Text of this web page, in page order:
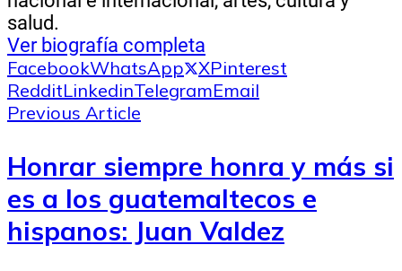
salud.
Ver biografía completa
FacebookWhatsApp XPinterest
RedditLinkedinTelegramEmail
Previous Article
Honrar siempre honra y más si
es a los guatemaltecos e
hispanos: Juan Valdez